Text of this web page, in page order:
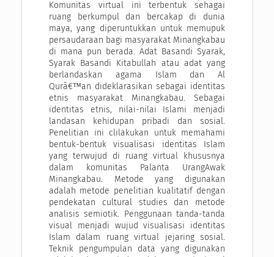
Komunitas virtual ini terbentuk sehagai
ruang berkumpul dan bercakap di dunia
maya, yang diperuntukkan untuk memupuk
persaudaraan bagi masyarakat Minangkabau
di mana pun berada. Adat Basandi Syarak,
Syarak Basandi Kitabullah atau adat yang
berlandaskan agama Islam dan Al
Qurâ€™an dideklarasikan sebagai identitas
etnis masyarakat Minangkabau. Sebagai
identitas etnis, nilai-nilai Islami menjadi
landasan kehidupan pribadi dan sosial.
Penelitian ini clilakukan untuk memahami
bentuk-bentuk visualisasi identitas Islam
yang terwujud di ruang virtual khususnya
dalam komunitas Palanta UrangAwak
Minangkabau. Metode yang digunakan
adalah metode penelitian kualitatif dengan
pendekatan cultural studies dan metode
analisis semiotik. Penggunaan tanda-tanda
visual menjadi wujud visualisasi identitas
Islam dalam ruang virtual jejaring sosial.
Teknik pengumpulan data yang digunakan